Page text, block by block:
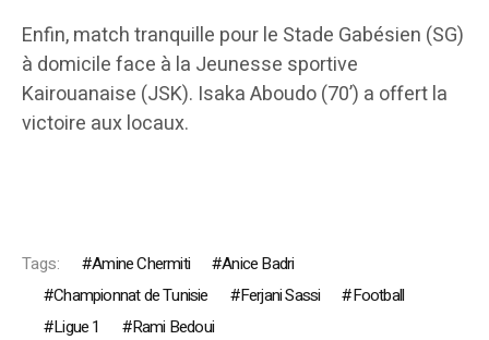
Enfin, match tranquille pour le Stade Gabésien (SG)
à domicile face à la Jeunesse sportive
Kairouanaise (JSK). Isaka Aboudo (70’) a offert la
victoire aux locaux.
Tags: Amine Chermiti
Anice Badri
Championnat de Tunisie
Ferjani Sassi
Football
Ligue 1
Rami Bedoui